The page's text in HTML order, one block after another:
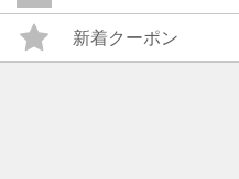
新着クーポン